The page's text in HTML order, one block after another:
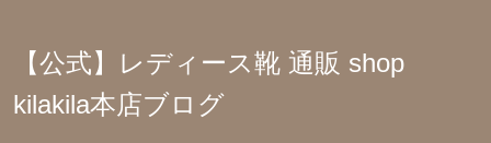
【公式】レディース靴 通販 shop
kilakila本店ブログ